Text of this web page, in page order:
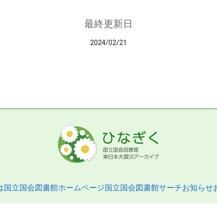
最終更新日
2024/02/21
国立国会図書館ホームページ国立国会図書館サーチお知らせ